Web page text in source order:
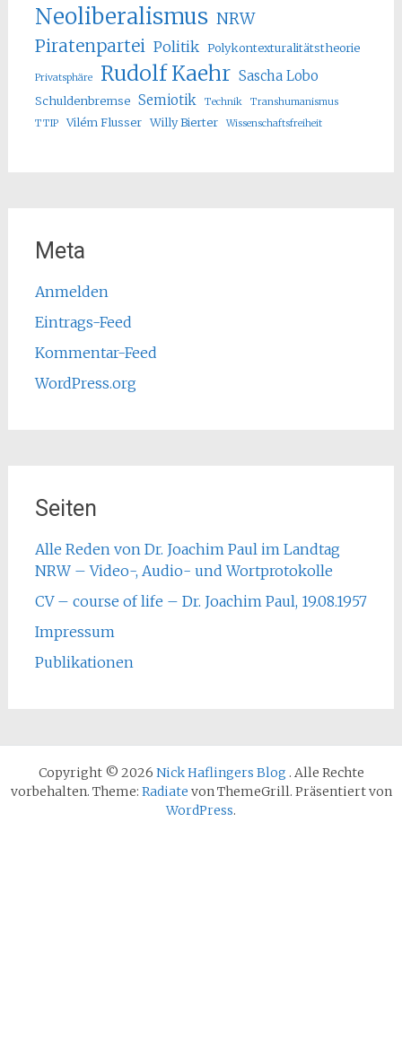
Neoliberalismus NRW
Piratenpartei Politik Polykontexturalitätstheorie
Privatsphäre Rudolf Kaehr Sascha Lobo
Schuldenbremse Semiotik Technik
Transhumanismus
TTIP
Vilém Flusser Willy Bierter Wissenschaftsfreiheit
Meta
Anmelden
Eintrags-Feed
Kommentar-Feed
WordPress.org
Seiten
Alle Reden von Dr. Joachim Paul im Landtag
NRW – Video-, Audio- und Wortprotokolle
CV – course of life – Dr. Joachim Paul, 19.08.1957
Impressum
Publikationen
Copyright © 2026 Nick Haflingers Blog . Alle Rechte
vorbehalten. Theme: Radiate von ThemeGrill. Präsentiert von
WordPress.